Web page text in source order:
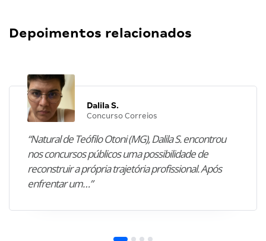
Depoimentos relacionados
Dalila S.
Concurso Correios
“Natural de Teófilo Otoni (MG), Dalila S. encontrou
nos concursos públicos uma possibilidade de
reconstruir a própria trajetória profissional. Após
enfrentar um…”